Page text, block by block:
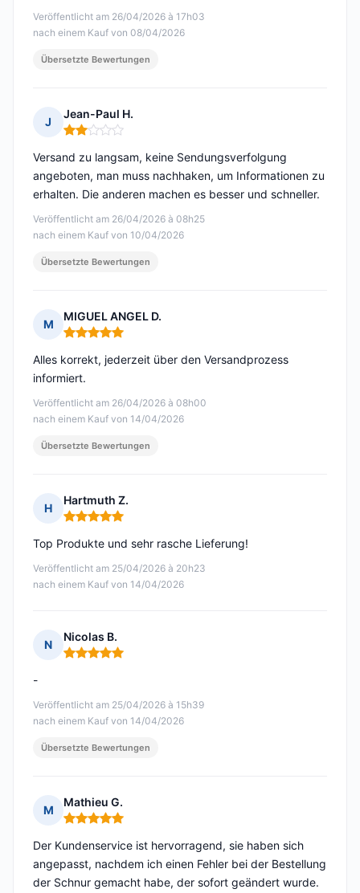
Veröffentlicht am 26/04/2026 à 17h03
nach einem Kauf von 08/04/2026
Übersetzte Bewertungen
J
Jean-Paul H.
Hinweis: 2 von 5
Veröffentlicht am 26/04/2026 à 08h25
nach einem Kauf von 10/04/2026
Versand zu langsam, keine Sendungsverfolgung
angeboten, man muss nachhaken, um Informationen zu
erhalten. Die anderen machen es besser und schneller.
Übersetzte Bewertungen
M
MIGUEL ANGEL D.
Hinweis: 5 von 5
Veröffentlicht am 26/04/2026 à 08h00
nach einem Kauf von 14/04/2026
Alles korrekt, jederzeit über den Versandprozess
informiert.
Übersetzte Bewertungen
H
Hartmuth Z.
Hinweis: 5 von 5
Veröffentlicht am 25/04/2026 à 20h23
nach einem Kauf von 14/04/2026
Top Produkte und sehr rasche Lieferung!
N
Nicolas B.
Hinweis: 5 von 5
Veröffentlicht am 25/04/2026 à 15h39
nach einem Kauf von 14/04/2026
-
Übersetzte Bewertungen
M
Mathieu G.
Hinweis: 5 von 5
Der Kundenservice ist hervorragend, sie haben sich
angepasst, nachdem ich einen Fehler bei der Bestellung
der Schnur gemacht habe, der sofort geändert wurde.